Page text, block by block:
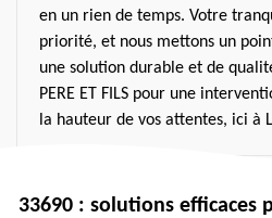
en un rien de temps. Votre
priorité, et nous mettons un
une solution durable et de
PERE ET FILS pour une
la hauteur de vos attentes, ici à
33690 : solutions efficaces